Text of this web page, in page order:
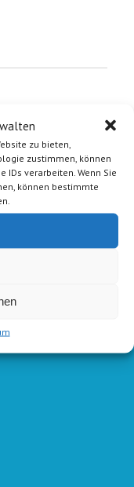
zu bieten,
zustimmen, können
IDs verarbeiten. Wenn Sie
können bestimmte